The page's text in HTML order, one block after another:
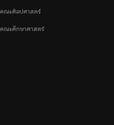
คณะศิลปศาสตร์
คณะศึกษาศาสตร์